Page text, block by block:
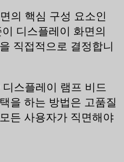
의 핵심 구성 요소인
디스플레이 화면의
직접적으로 결정합니
스플레이 램프 비드
을 하는 방법은 고품질
든 사용자가 직면해야